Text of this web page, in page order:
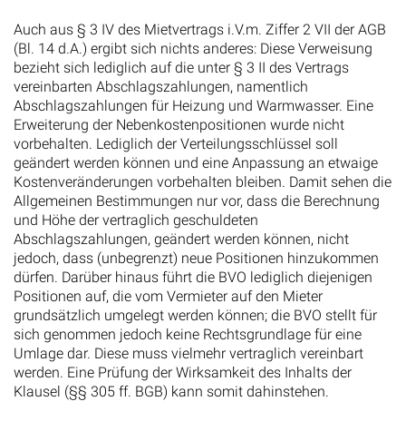
Auch aus § 3 IV des Mietvertrags i.V.m. Ziffer 2 VII der AGB
(Bl. 14 d.A.) ergibt sich nichts anderes: Diese Verweisung
bezieht sich lediglich auf die unter § 3 II des Vertrags
vereinbarten Abschlagszahlungen, namentlich
Abschlagszahlungen für Heizung und Warmwasser. Eine
Erweiterung der Nebenkostenpositionen wurde nicht
vorbehalten. Lediglich der Verteilungsschlüssel soll
geändert werden können und eine Anpassung an etwaige
Kostenveränderungen vorbehalten bleiben. Damit sehen die
Allgemeinen Bestimmungen nur vor, dass die Berechnung
und Höhe der vertraglich geschuldeten
Abschlagszahlungen, geändert werden können, nicht
jedoch, dass (unbegrenzt) neue Positionen hinzukommen
dürfen. Darüber hinaus führt die BVO lediglich diejenigen
Positionen auf, die vom Vermieter auf den Mieter
grundsätzlich umgelegt werden können; die BVO stellt für
sich genommen jedoch keine Rechtsgrundlage für eine
Umlage dar. Diese muss vielmehr vertraglich vereinbart
werden. Eine Prüfung der Wirksamkeit des Inhalts der
Klausel (§§ 305 ff. BGB) kann somit dahinstehen.